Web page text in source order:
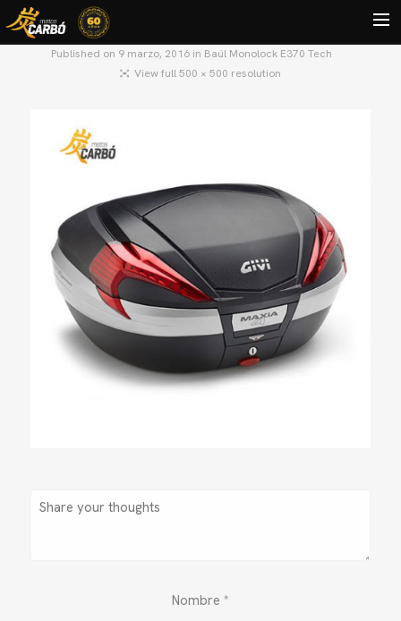
QUIÉNES SOMOS?
CONTACTO
Search
Published on 9 marzo, 2016in Baúl Monolock E370 Tech
View full 500 × 500 resolution
Nombre *